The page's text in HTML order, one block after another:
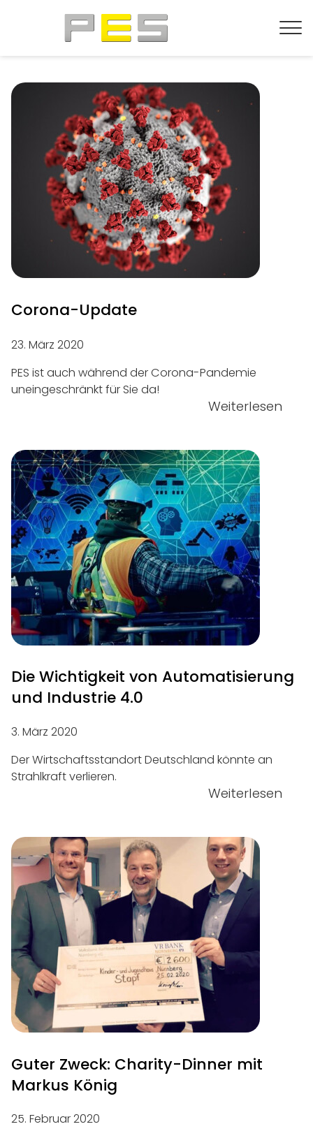
Corona-Update
23. März 2020
PES ist auch während der Corona-Pandemie
uneingeschränkt für Sie da!
Weiterlesen
Die Wichtigkeit von Automatisierung
und Industrie 4.0
3. März 2020
Der Wirtschaftsstandort Deutschland könnte an
Strahlkraft verlieren.
Weiterlesen
Guter Zweck: Charity-Dinner mit
Markus König
25. Februar 2020